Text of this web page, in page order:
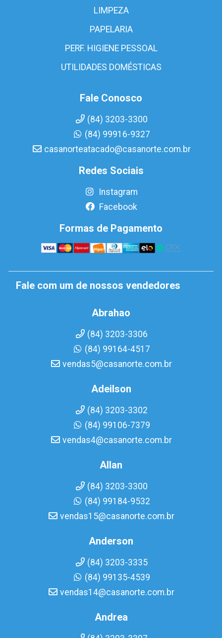
LIMPEZA
PAPELARIA
PERF. HIGIENE PESSOAL
UTILIDADES DOMÉSTICAS
Fale Conosco
(84) 3203-3300
(84) 99916-9327
casanorteatacado@casanorte.com.br
Redes Sociais
Instagram
Facebook
Formas de Pagamento
Fale com um de nossos vendedores
Abrahao
(84) 3203-3306
(84) 99164-4517
vendas5@casanorte.com.br
Adeilson
(84) 3203-3302
(84) 99106-7379
vendas4@casanorte.com.br
Allan
(84) 3203-3300
(84) 99184-9532
vendas15@casanorte.com.br
Anderson
(84) 3203-3335
(84) 99135-4539
vendas14@casanorte.com.br
Andrea